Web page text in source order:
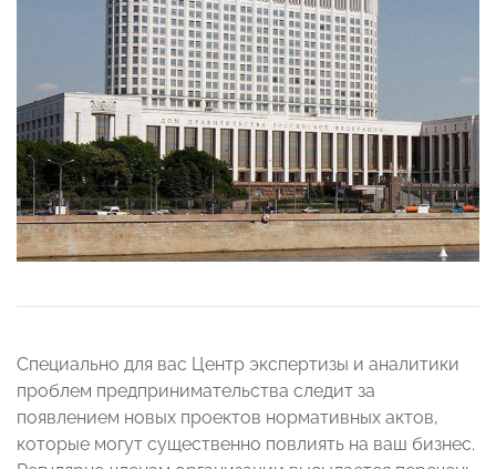
Специально для вас Центр экспертизы и аналитики
проблем предпринимательства следит за
появлением новых проектов нормативных актов,
которые могут существенно повлиять на ваш бизнес.